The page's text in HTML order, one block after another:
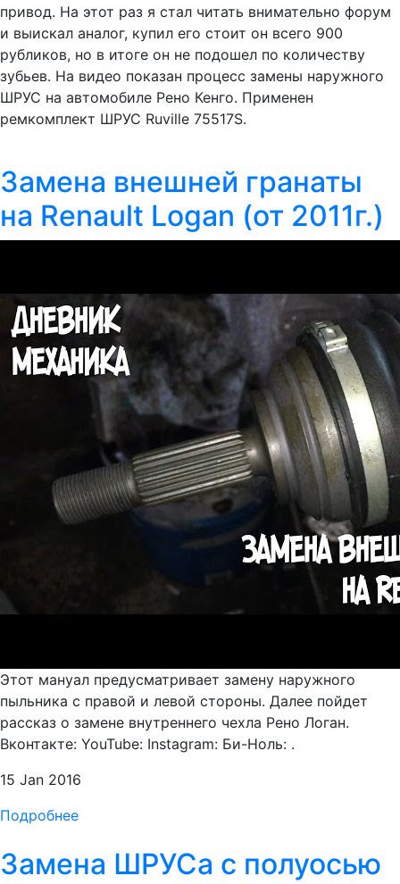
привод. На этот раз я стал читать внимательно форум
и выискал аналог, купил его стоит он всего 900
рубликов, но в итоге он не подошел по количеству
зубьев. На видео показан процесс замены наружного
ШРУС на автомобиле Рено Кенго. Применен
ремкомплект ШРУС Ruville 75517S.
Замена внешней гранаты
на Renault Logan (от 2011г.)
Этот мануал предусматривает замену наружного
пыльника с правой и левой стороны. Далее пойдет
рассказ о замене внутреннего чехла Рено Логан.
Вконтакте: YouTube: Instagram: Би-Ноль: .
15 Jan 2016
Подробнее
Замена ШРУСа с полуосью